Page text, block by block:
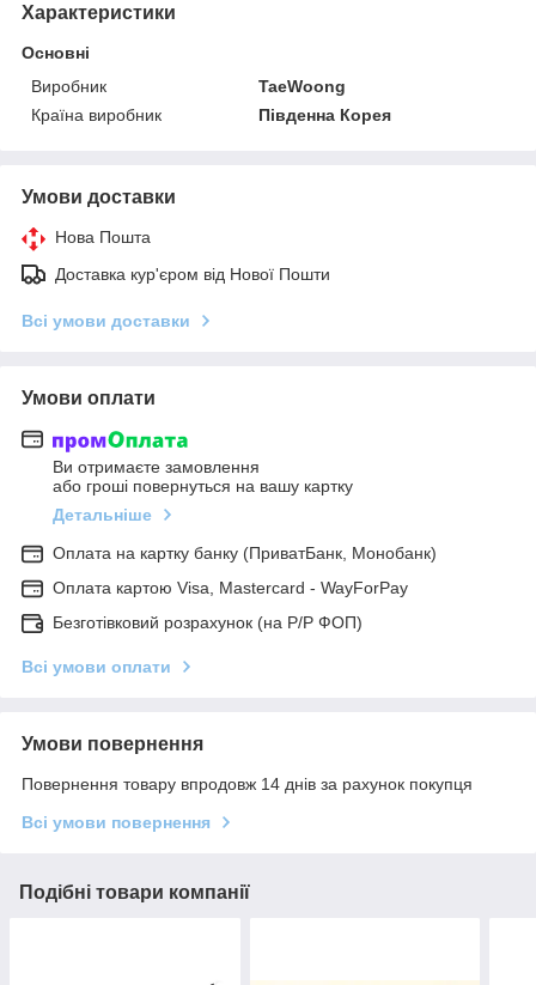
Характеристики
Основні
Виробник
TaeWoong
Країна виробник
Південна Корея
Умови доставки
Нова Пошта
Доставка кур'єром від Нової Пошти
Всі умови доставки
Умови оплати
Ви отримаєте замовлення
або гроші повернуться на вашу картку
Детальніше
Оплата на картку банку (ПриватБанк, Монобанк)
Оплата картою Visa, Mastercard - WayForPay
Безготівковий розрахунок (на Р/Р ФОП)
Всі умови оплати
Умови повернення
Повернення товару впродовж 14 днів за рахунок покупця
Всі умови повернення
Подібні товари компанії